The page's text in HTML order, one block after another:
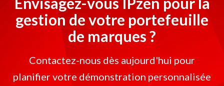
gestion de votre portefeuille
de marques ?
Contactez-nous dès aujourd'hui pour
planifier votre démonstration personnalisée